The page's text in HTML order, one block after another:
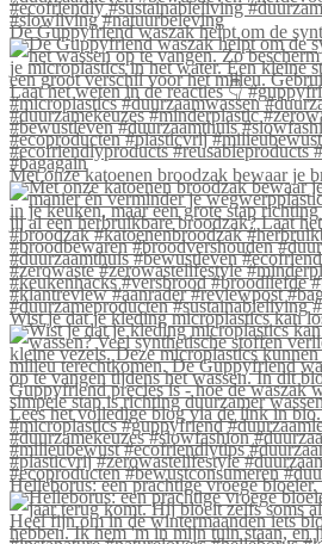
De Guppyfriend waszak helpt om de
Met onze katoenen broodzak bewaar je
Wist je dat je kleding microplastics kan
Helleborus: een prachtige vroege bloeier.